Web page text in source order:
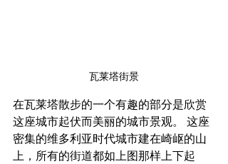
瓦莱塔街景
在瓦莱塔散步的一个有趣的部分是欣赏
这座城市起伏而美丽的城市景观。 这座
密集的维多利亚时代城市建在崎岖的山
上，所有的街道都如上图那样上下起